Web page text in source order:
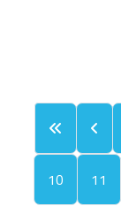
10
11